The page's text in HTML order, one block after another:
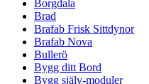
Borgdala
Brad
Brafab Frisk Sittdynor
Brafab Nova
Bullerö
Bygg ditt Bord
Bygg själv-moduler